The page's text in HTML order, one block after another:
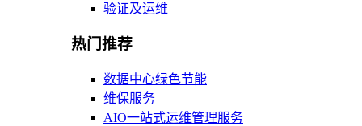
验证及运维
热门推荐
数据中心绿色节能
维保服务
AIO一站式运维管理服务